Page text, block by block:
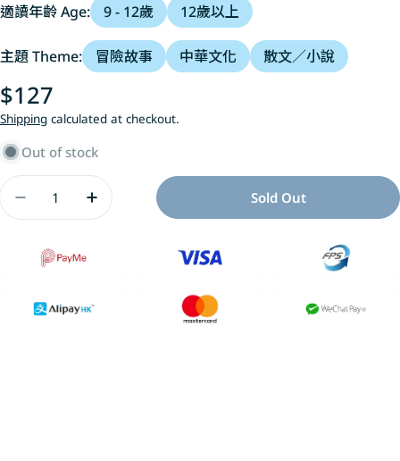
適讀年齡 Age: 9 - 12歲 12歲以上
主題 Theme: 冒險故事 中華文化 散文／小說
Regular
price
$127
Shipping calculated at checkout.
Out of stock
Decrease Quantity For 決戰詩神殿2：召喚神獸
Increase Quantity For 決戰詩神殿2：召
Sold Out